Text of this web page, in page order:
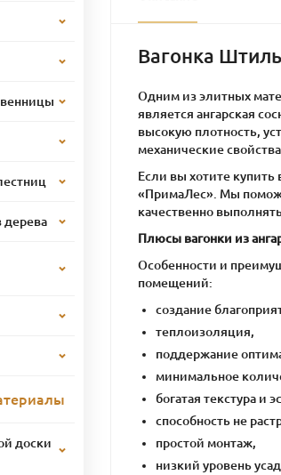
Вагонка
Одним из элитных
является ангарская
высокую плотность,
механические
Если вы хотите
«ПримаЛес». Мы
качественно
Плюсы вагонки из
Особенности и
помещений:
создание
теплоизоляция,
поддержание
минимальное
богатая текстура и
способность не
простой монтаж,
низкий уровень
дерева
доски